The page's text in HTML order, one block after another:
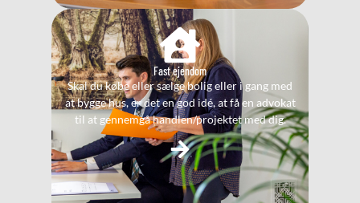
Fast ejendom
Skal du købe eller sælge bolig eller i gang med
at bygge hus, er det en god idé, at få en advokat
til at gennemgå handlen/projektet med dig.